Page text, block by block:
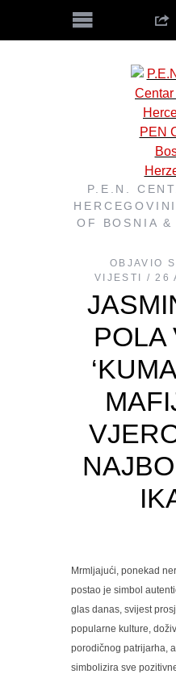
P.E.N.
OF BOSNIA &
OBJAVIO
VIJESTI
26
POLA
Mrmljajući, ponekad
postao je simbol
glas danas, svijest
popularne kulture,
porodičnog patrijarha,
simbolizira sve